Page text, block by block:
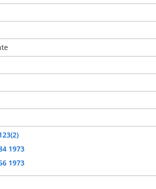
1973
1973